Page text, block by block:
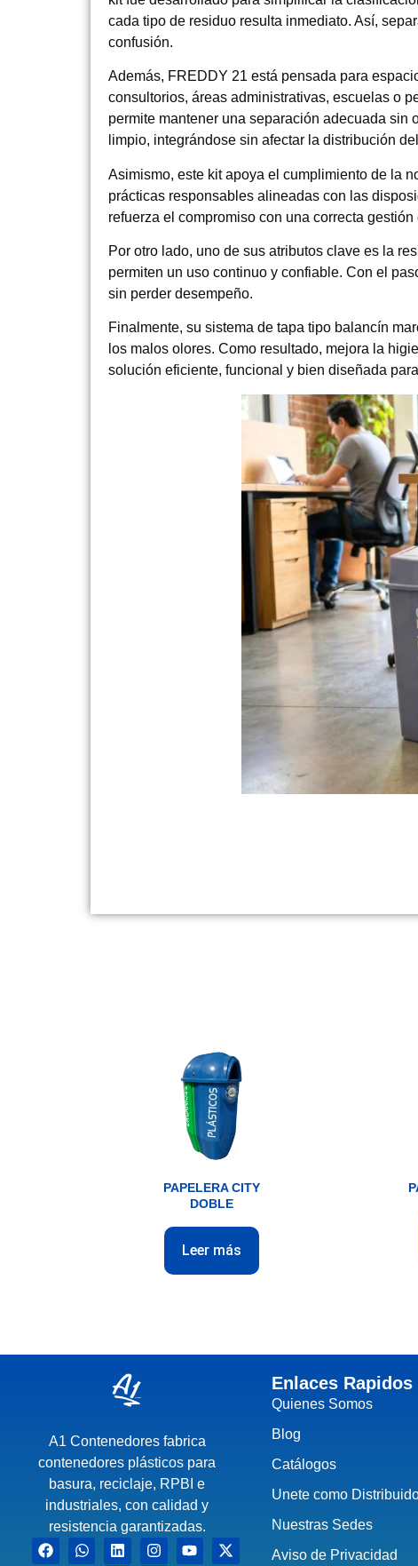
cada tipo de residuo resulta inmediato. Así,
confusión.
Además, FREDDY 21 está pensada para
consultorios, áreas administrativas, escuelas o
permite mantener una separación adecuada sin
limpio, integrándose sin afectar la distribución
Asimismo, este kit apoya el cumplimiento de la
prácticas responsables alineadas con las
refuerza el compromiso con una correcta
Por otro lado, uno de sus atributos clave es la
permiten un uso continuo y confiable. Con el
sin perder desempeño.
Finalmente, su sistema de tapa tipo balancín
los malos olores. Como resultado, mejora la
solución eficiente, funcional y bien diseñada
PAPELERA CITY
DOBLE
Leer más
A1 Contenedores fabrica
contenedores plásticos para
basura, reciclaje, RPBI e
industriales, con calidad y
resistencia garantizadas.
Enlaces Rapidos
Quienes Somos
Blog
Catálogos
Unete como
Nuestras Sedes
Aviso de Privacidad